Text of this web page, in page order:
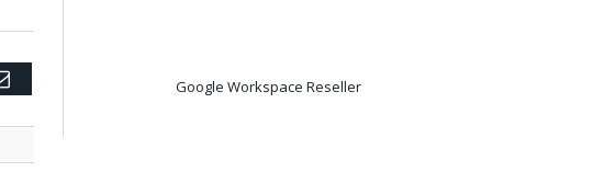
Email Google Workspace Reseller